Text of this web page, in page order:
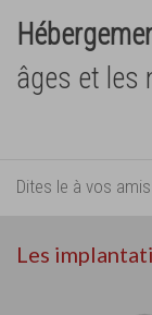
âges et les
Dites le à vos
Les